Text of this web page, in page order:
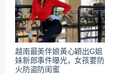
越南最美伴娘黃心穎出G姐
妹新郎事件曝光，女孩要防
火防盗防闺蜜